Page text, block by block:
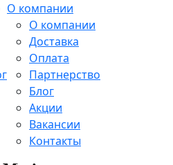
О компании
О компании
Доставка
Оплата
Партнерство
Блог
Акции
Вакансии
Контакты